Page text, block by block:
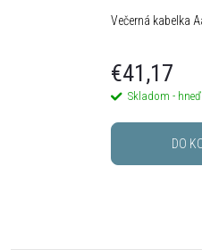
Večerná kabelka
€41,17
Skladom -
DO